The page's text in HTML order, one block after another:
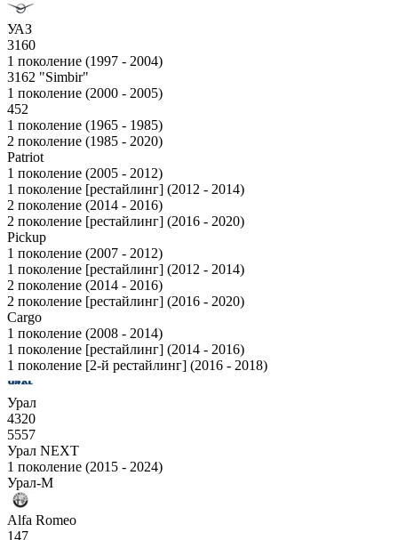
УАЗ
3160
1 поколение (1997 - 2004)
3162 "Simbir"
1 поколение (2000 - 2005)
452
1 поколение (1965 - 1985)
2 поколение (1985 - 2020)
Patriot
1 поколение (2005 - 2012)
1 поколение [рестайлинг] (2012 - 2014)
2 поколение (2014 - 2016)
2 поколение [рестайлинг] (2016 - 2020)
Pickup
1 поколение (2007 - 2012)
1 поколение [рестайлинг] (2012 - 2014)
2 поколение (2014 - 2016)
2 поколение [рестайлинг] (2016 - 2020)
Cargo
1 поколение (2008 - 2014)
1 поколение [рестайлинг] (2014 - 2016)
1 поколение [2-й рестайлинг] (2016 - 2018)
Урал
4320
5557
Урал NEXT
1 поколение (2015 - 2024)
Урал-М
Alfa Romeo
147